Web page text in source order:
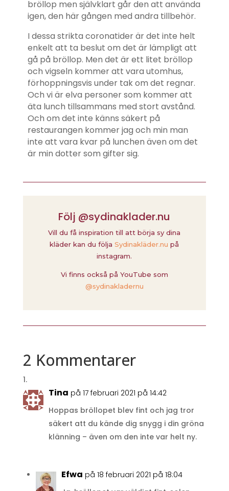
bröllop men självklart går den att använda
igen, den här gången med andra tillbehör.
I dessa strikta coronatider är det inte helt
enkelt att ta beslut om det är lämpligt att
gå på bröllop. Men det är ett litet bröllop
och vigseln kommer att vara utomhus,
förhoppningsvis under tak om det regnar.
Och vi är elva personer som kommer att
äta lunch tillsammans med stort avstånd.
Och om det inte känns säkert på
restaurangen kommer jag och min man
inte att vara kvar på lunchen även om det
är min dotter som gifter sig.
Följ @sydinaklader.nu
Vill du få inspiration till att börja sy dina
kläder kan du följaSydinakläder.nu på
instagram.
Vi finns också på YouTube som
@sydinakladernu
2 Kommentarer
Tina på 17 februari 2021 på 14:42
Hoppas bröllopet blev fint och jag tror
säkert att du kände dig snygg i din gröna
klänning – även om den inte var helt ny.
Efwa på 18 februari 2021 på 18:04